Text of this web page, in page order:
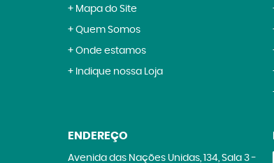
Mapa do Site
Quem Somos
Onde estamos
Indique nossa Loja
ENDEREÇO
Avenida das Nações Unidas, 134, Sala 3-